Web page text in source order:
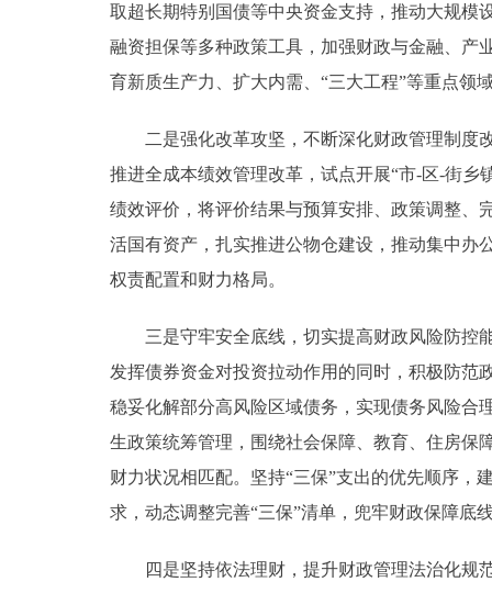
取超长期特别国债等中央资金支持，推动大规模
融资担保等多种政策工具，加强财政与金融、产
育新质生产力、扩大内需、“三大工程”等重点领
二是强化改革攻坚，不断深化财政管理制度改
推进全成本绩效管理改革，试点开展“市-区-街
绩效评价，将评价结果与预算安排、政策调整、
活国有资产，扎实推进公物仓建设，推动集中办
权责配置和财力格局。
三是守牢安全底线，切实提高财政风险防控能
发挥债券资金对投资拉动作用的同时，积极防范
稳妥化解部分高风险区域债务，实现债务风险合
生政策统筹管理，围绕社会保障、教育、住房保
财力状况相匹配。坚持“三保”支出的优先顺序，
求，动态调整完善“三保”清单，兜牢财政保障底
四是坚持依法理财，提升财政管理法治化规范